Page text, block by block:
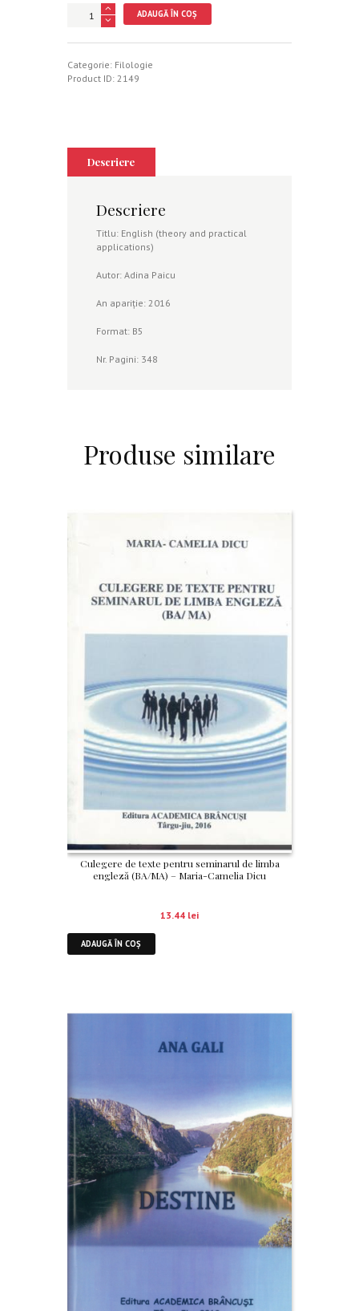
Cantitate
English
practical
applications)
ADAUGĂ ÎN COȘ
Categorie: Filologie
Product ID: 2149
Descriere
Descriere
Titlu: English (theory and practical
applications)
Autor: Adina Paicu
An apariție: 2016
Format: B5
Nr. Pagini: 348
Produse similare
Culegere de texte pentru seminarul de limba
engleză (BA/MA) – Maria-Camelia Dicu
13.44 lei
ADAUGĂ ÎN COȘ